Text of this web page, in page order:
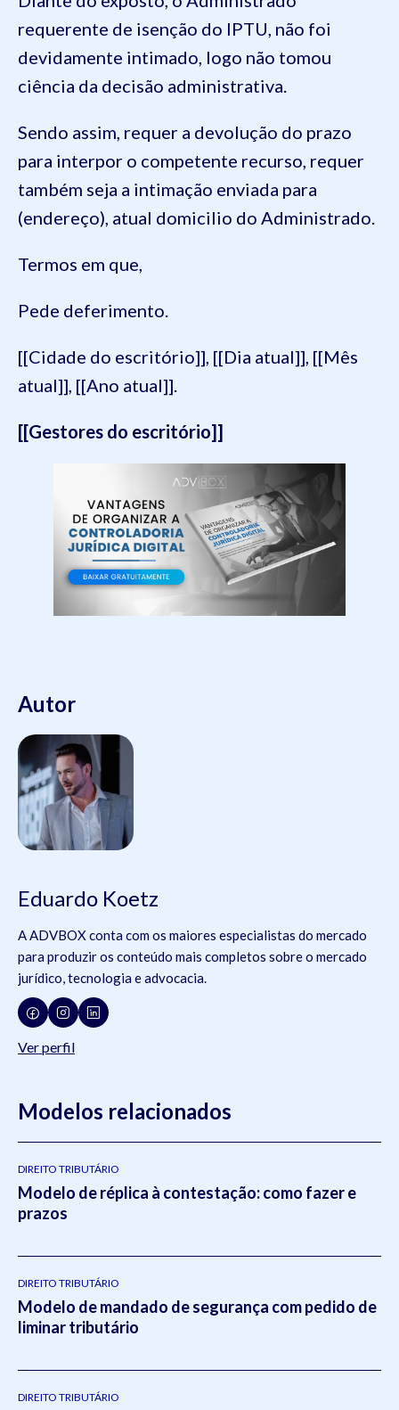
requerente de isenção do IPTU, não foi
devidamente intimado, logo não tomou
ciência da decisão administrativa.
Sendo assim, requer a devolução do prazo
para interpor o competente recurso, requer
também seja a intimação enviada para
(endereço), atual domicilio do Administrado.
Termos em que,
Pede deferimento.
[[Cidade do escritório]], [[Dia atual]], [[Mês
atual]], [[Ano atual]].
[[Gestores do escritório]]
Autor
Eduardo Koetz
A ADVBOX conta com os maiores especialistas do mercado
para produzir os conteúdo mais completos sobre o mercado
jurídico, tecnologia e advocacia.
Ver perfil
Modelos relacionados
DIREITO TRIBUTÁRIO
Modelo de réplica à contestação: como fazer e
prazos
DIREITO TRIBUTÁRIO
Modelo de mandado de segurança com pedido de
liminar tributário
DIREITO TRIBUTÁRIO